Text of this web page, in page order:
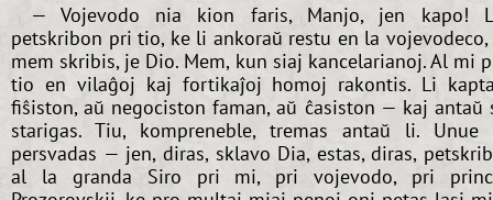
— Vojevodo nia kion faris, Manjo, jen kapo!
petskribon pri tio, ke li ankoraŭ restu en la
mem skribis, je Dio. Mem, kun siaj kancelarianoj. Al mi
tio en vilaĝoj kaj fortikaĵoj homoj rakontis. Li
fiŝiston, aŭ negociston faman, aŭ ĉasiston — kaj antaŭ
starigas. Tiu, kompreneble, tremas antaŭ li. Unue
persvadas — jen, diras, sklavo Dia, estas, diras,
al la granda Siro pri mi, pri vojevodo, pri